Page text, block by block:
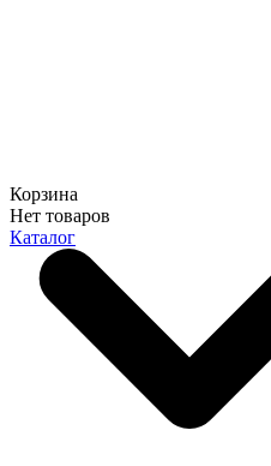
Корзина
Нет товаров
Каталог